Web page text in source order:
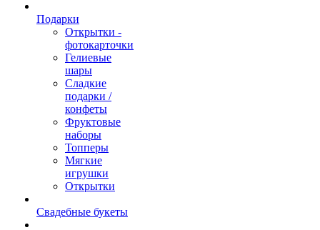
Подарки
Открытки -
фотокарточки
Гелиевые
шары
Сладкие
подарки /
конфеты
Фруктовые
наборы
Топперы
Мягкие
игрушки
Открытки
Свадебные букеты